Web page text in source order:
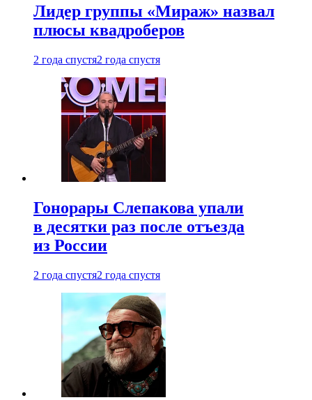
Лидер группы «Мираж» назвал
плюсы квадроберов
2 года спустя2 года спустя
Гонорары Слепакова упали
в десятки раз после отъезда
из России
2 года спустя2 года спустя